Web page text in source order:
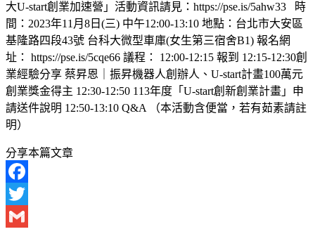
大U-start創業加速營」活動資訊請見：https://pse.is/5ahw33 時
間：2023年11月8日(三) 中午12:00-13:10 地點：台北市大安區
基隆路四段43號 台科大微型車庫(女生第三宿舍B1) 報名網
址： https://pse.is/5cqe66 議程： 12:00-12:15 報到 12:15-12:30創
業經驗分享 蔡昇恩｜振昇機器人創辦人、U-start計畫100萬元
創業獎金得主 12:30-12:50 113年度「U-start創新創業計畫」申
請送件說明 12:50-13:10 Q&A （本活動含便當，若有茹素請註
明）
分享本篇文章
Facebook
Twitter